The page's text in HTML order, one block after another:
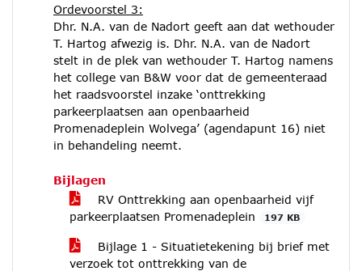
Ordevoorstel 3:
Dhr. N.A. van de Nadort geeft aan dat wethouder
T. Hartog afwezig is. Dhr. N.A. van de Nadort
stelt in de plek van wethouder T. Hartog namens
het college van B&W voor dat de gemeenteraad
het raadsvoorstel inzake ‘onttrekking
parkeerplaatsen aan openbaarheid
Promenadeplein Wolvega’ (agendapunt 16) niet
in behandeling neemt.
Bijlagen
RV Onttrekking aan openbaarheid vijf
parkeerplaatsen Promenadeplein
197 KB
Bijlage 1 - Situatietekening bij brief met
verzoek tot onttrekking van de